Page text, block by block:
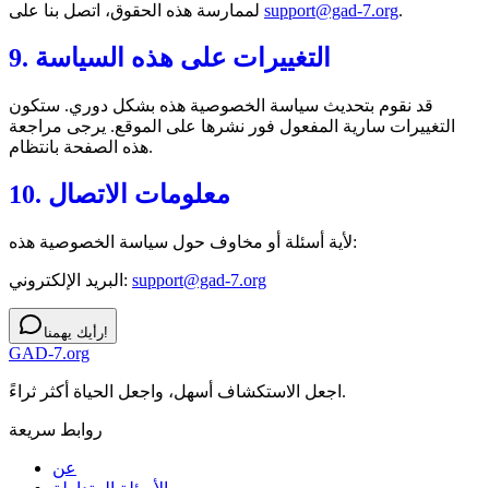
support@gad-7.org.
9. التغييرات على هذه السياسة
قد نقوم بتحديث سياسة الخصوصية هذه بشكل دوري. ستكون
التغييرات سارية المفعول فور نشرها على الموقع. يرجى مراجعة
هذه الصفحة بانتظام.
10. معلومات الاتصال
لأية أسئلة أو مخاوف حول سياسة الخصوصية هذه:
البريد الإلكتروني: support@gad-7.org
رأيك يهمنا!
GAD-7.org
اجعل الاستكشاف أسهل، واجعل الحياة أكثر ثراءً.
روابط سريعة
عن